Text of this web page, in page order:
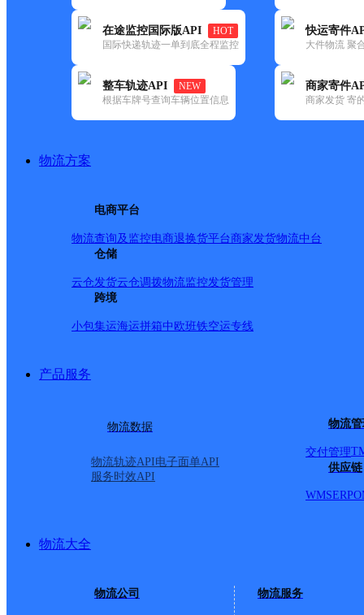
在途监控国际版API
HOT
国际快递轨迹一单到底全程监控
整车轨迹API
NEW
根据车牌号查询车辆位置信息
快运寄件
大件物流 聚
商家寄件
商家发货 寄
物流方案
电商平台
物流查询及监控电商退换货平台商家发货物流中台
仓储
云仓发货云仓调拨物流监控发货管理
跨境
小包集运海运拼箱中欧班铁空运专线
产品服务
物流数据
物流轨迹API电子面单API
服务时效API
物流
交付管理
供应链
WMSERP
物流大全
物流公司 物流服务
顺丰
完美饰界
更新时间：2021-11-26 00:00:00
所属快递：顺丰速运
所属区域：四川省-广元市-昭化区
网点地址：杏林街25号
网点负责人：